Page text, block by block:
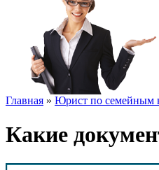
Главная » Юрист по семейным
Какие